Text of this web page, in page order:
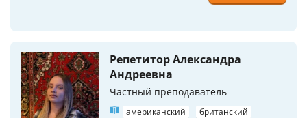
Репетитор Александра
Андреевна
Частный преподаватель
американский
британский